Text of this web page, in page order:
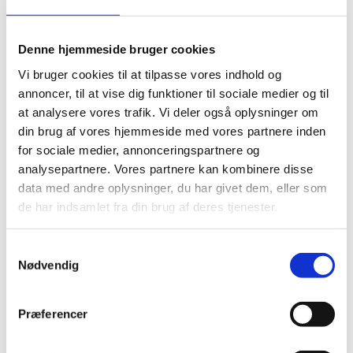
Denne hjemmeside bruger cookies
Vi bruger cookies til at tilpasse vores indhold og
annoncer, til at vise dig funktioner til sociale medier og til
at analysere vores trafik. Vi deler også oplysninger om
din brug af vores hjemmeside med vores partnere inden
for sociale medier, annonceringspartnere og
analysepartnere. Vores partnere kan kombinere disse
data med andre oplysninger, du har givet dem, eller som
de har indsamlet fra din brug af deres tjenester.
Nødvendig
Præferencer
BESKYT MILJØET MED GENBRUGTE SØBOLDE
Den åbenlyse prisbesparelse ved valg af søbolde frem for
nyegolfbolde er ikke den eneste faktor til at søboldene er
blevet så populære. I disse år er miljø og CO2-
besparelser blevet en væsentlig faktor for det at
genbruge golfbolde, for på den måde forhindrer du, at
der produceres nye, samt at de efterladte bolde ikke
som golf, hvor selve grundlaget er naturen og glæden ved
at færdes i den.
FAQ OM SØBOLDE
Søboldeer en fælles betegnelse for golfbolde, der enten